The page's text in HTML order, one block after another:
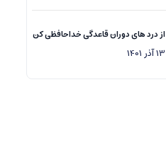
از درد های دوران قاعدگی خداحافظی کن
13آذر 1401